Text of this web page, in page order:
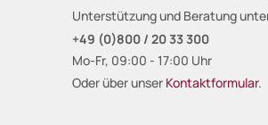
Unterstützung und Beratung
+49 (0)800 / 20 33 300
Mo-Fr, 09:00 - 17:00 Uhr
Oder über unser Kontaktformular.